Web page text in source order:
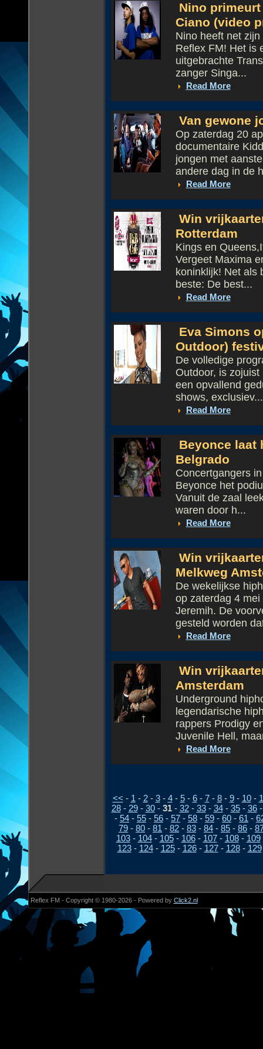
Nino
Ciano (video
Nino heeft net
Reflex FM! Het is
uitgebrachte
zanger Singa...
Read More
Van gewone
Op zaterdag 20
documentaire
jongen met
andere dag in de
Read More
Win
Rotterdam
Kings en
Vergeet Maxima
koninklijk! Net als
beste: De best...
Read More
Eva Simons
Outdoor)
De volledige
Outdoor, is
een opvallend
shows, exclusiev...
Read More
Beyonce laat
Belgrado
Concertgangers
Beyonce het
Vanuit de zaal
waren door h...
Read More
Win
Melkweg
De wekelijkse
op zaterdag 4
Jeremih. De
gesteld worden
Read More
Win
Amsterdam
Underground
legendarische
rappers Prodigy
Juvenile Hell,
Read More
<< - 1 - 2- 3- 4- 5- 6- 7- 8- 9- 10-
28- 29- 30- 31- 32- 33- 34- 35- 36
- 54 - 55 - 56 - 57 - 58 - 59 - 60 - 61 -
79 - 80 - 81 - 82 - 83 - 84 - 85 - 86 -
103- 104- 105- 106- 107- 108- 109
123- 124- 125- 126- 127- 128- 129
Reflex FM - Copyright © 1980-2026 - Powered by Click2.nl